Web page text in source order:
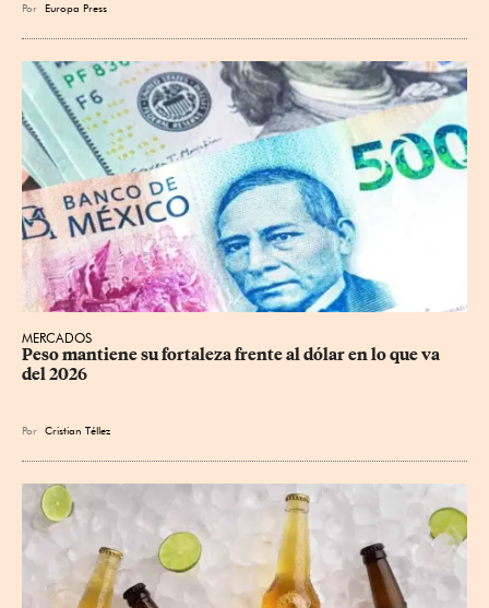
Por Europa Press
MERCADOS
Peso mantiene su fortaleza frente al dólar en lo que va
del 2026
Por Cristian Téllez